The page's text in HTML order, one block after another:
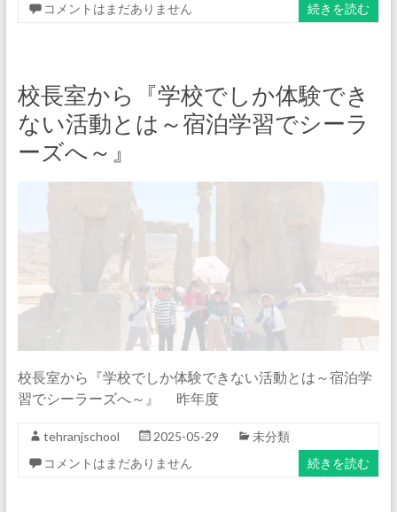
コメントはまだありません
続きを読む
校長室から『学校でしか体験でき
ない活動とは～宿泊学習でシーラ
ーズへ～』
校長室から『学校でしか体験できない活動とは～宿泊学
習でシーラーズへ～』 昨年度
tehranjschool 2025-05-29
未分類
コメントはまだありません
続きを読む